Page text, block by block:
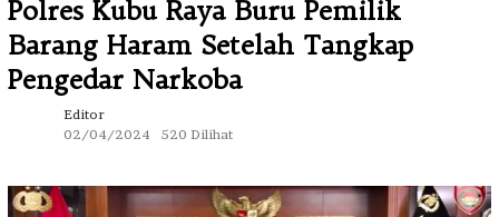
Polres Kubu Raya Buru Pemilik
Barang Haram Setelah Tangkap
Pengedar Narkoba
Editor
02/04/2024
520 Dilihat